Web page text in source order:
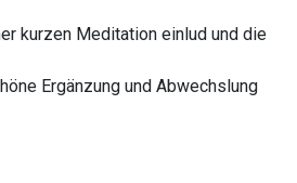
kurzen Meditation einlud und die
Ergänzung und Abwechslung